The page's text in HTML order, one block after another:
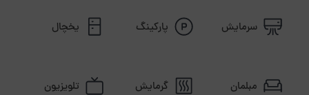
سرمایش پارکینگ یخچال
مبلمان گرمایش تلویزیون